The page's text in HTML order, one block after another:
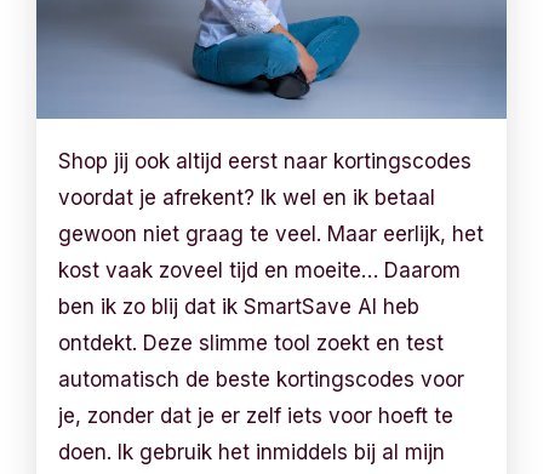
Shop jij ook altijd eerst naar kortingscodes
voordat je afrekent? Ik wel en ik betaal
gewoon niet graag te veel. Maar eerlijk, het
kost vaak zoveel tijd en moeite… Daarom
ben ik zo blij dat ik SmartSave AI heb
ontdekt. Deze slimme tool zoekt en test
automatisch de beste kortingscodes voor
je, zonder dat je er zelf iets voor hoeft te
doen. Ik gebruik het inmiddels bij al mijn